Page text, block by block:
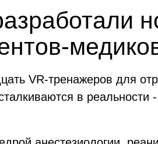
VR-тренажеров для
в реальности